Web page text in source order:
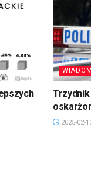
Trzydnik
2025-02-